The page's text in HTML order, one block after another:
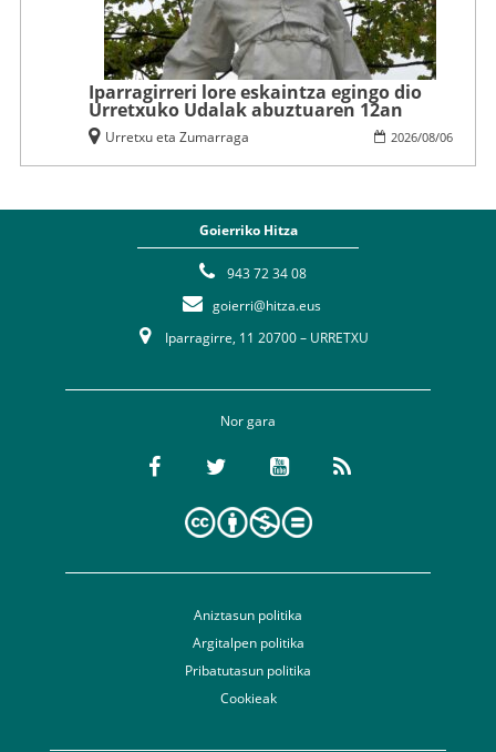
Iparragirreri lore eskaintza egingo dio
Urretxuko Udalak abuztuaren 12an
2026/08/06
Urretxu eta Zumarraga
Goierriko Hitza
943 72 34 08
goierri@hitza.eus
Iparragirre, 11 20700 – URRETXU
Nor gara
Aniztasun politika
Argitalpen politika
Pribatutasun politika
Cookieak